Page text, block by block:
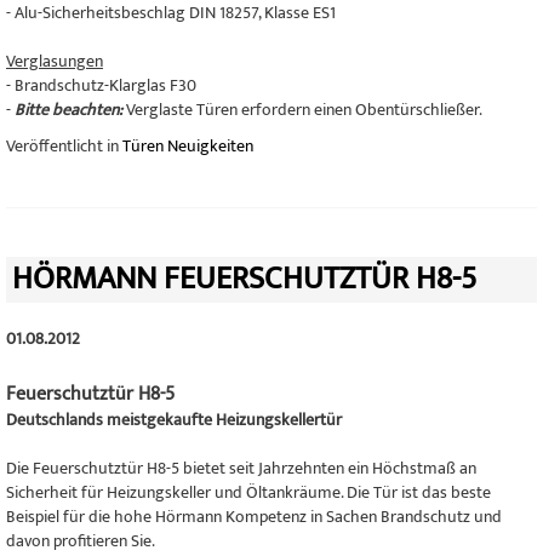
- Alu-Sicherheitsbeschlag DIN 18257, Klasse ES1
Verglasungen
- Brandschutz-Klarglas F30
-Bitte beachten:Verglaste Türen erfordern einen Obentürschließer.
Veröffentlicht inTüren Neuigkeiten
HÖRMANN FEUERSCHUTZTÜR H8-5
01.08.2012
Feuerschutztür H8-5
Deutschlands meistgekaufte Heizungskellertür
Die Feuerschutztür H8-5 bietet seit Jahrzehnten ein Höchstmaß an
Sicherheit für Heizungskeller und Öltankräume. Die Tür ist das beste
Beispiel für die hohe Hörmann Kompetenz in Sachen Brandschutz und
davon profitieren Sie.